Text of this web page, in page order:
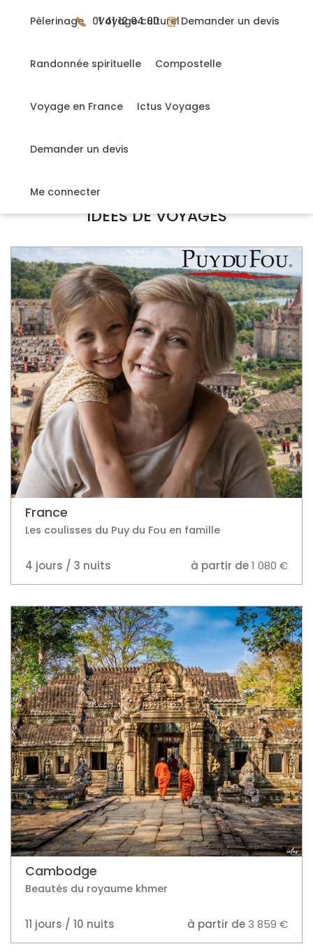
Pèlerinage Voyage culturel
Randonnée spirituelle Compostelle
Voyage en France Ictus Voyages
Demander un devis
Me connecter
01 41 12 04 80 Demander un devis
Gardez le sens,
Précédent
IDÉES DE VOYAGES
France
Les coulisses du Puy du Fou en famille
4 jours / 3 nuits à partir de
Cambodge
Beautés du royaume khmer
11 jours / 10 nuits